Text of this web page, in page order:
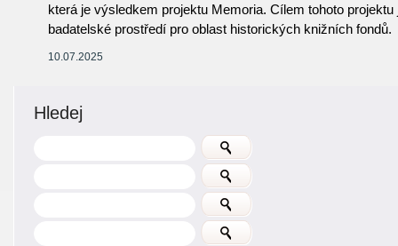
která je výsledkem projektu Memoria. Cílem tohoto
badatelské prostředí pro oblast historických knižních fondů.
10.07.2025
Hledej